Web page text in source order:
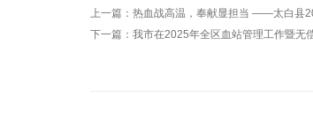
上一篇： 热血战高温，奉献显担当 ——太白县
下一篇： 我市在2025年全区血站管理工作暨无